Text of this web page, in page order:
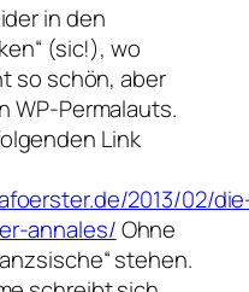
in den
(sic!), wo
so schön, aber
WP-Permalauts.
Link
2013/02/
annales/Ohne
stehen.